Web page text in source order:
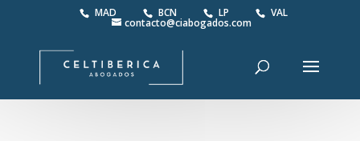
MAD BCN LP VAL
contacto@ciabogados.com